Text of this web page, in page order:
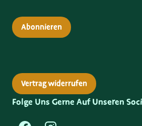
Abonnieren
Vertrag widerrufen
Folge Uns Gerne Auf Unseren